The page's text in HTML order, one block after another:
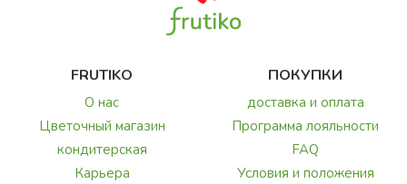
FRUTIKO
О нас
Цветочный магазин
кондитерская
Карьера
ПОКУПКИ
доставка и оплата
Программа лояльности
FAQ
Условия и положения